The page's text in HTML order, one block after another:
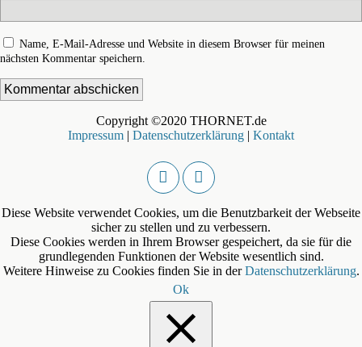
Name, E-Mail-Adresse und Website in diesem Browser für meinen
nächsten Kommentar speichern.
Copyright ©2020 THORNET.de
Impressum | Datenschutzerklärung | Kontakt
Diese Website verwendet Cookies, um die Benutzbarkeit der Webseite
sicher zu stellen und zu verbessern.
Diese Cookies werden in Ihrem Browser gespeichert, da sie für die
grundlegenden Funktionen der Website wesentlich sind.
Weitere Hinweise zu Cookies finden Sie in derDatenschutzerklärung.
Ok